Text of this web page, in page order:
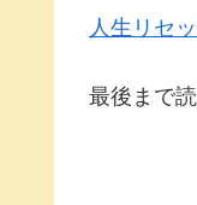
人生リセ
最後まで